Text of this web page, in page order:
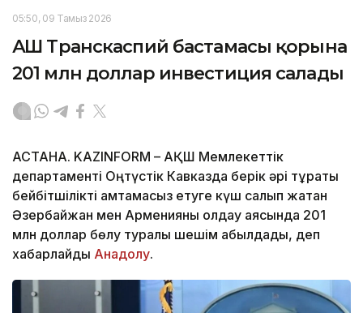
05:50, 09 Тамыз 2026
АҚШ Транскаспий бастамасы қорына
201 млн доллар инвестиция салады
АСТАНА. KAZINFORM – АҚШ Мемлекеттік
департаменті Оңтүстік Кавказда берік әрі тұрақты
бейбітшілікті қамтамасыз етуге күш салып жатқан
Әзербайжан мен Арменияны қолдау аясында 201
млн доллар бөлу туралы шешім қабылдады, деп
хабарлайды Анадолу.